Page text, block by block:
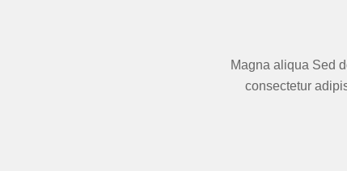
Magna aliqua Sed
consectetur